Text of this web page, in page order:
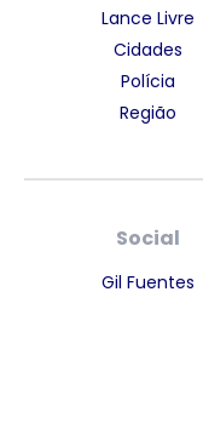
Lance Livre
Cidades
Polícia
Região
Social
Gil Fuentes